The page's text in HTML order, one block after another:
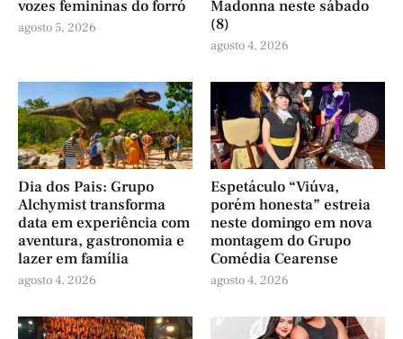
vozes femininas do forró
agosto 5, 2026
Madonna neste sábado
(8)
agosto 4, 2026
Dia dos Pais: Grupo
Alchymist transforma
data em experiência com
aventura, gastronomia e
lazer em família
agosto 4, 2026
Espetáculo “Viúva,
porém honesta” estreia
neste domingo em nova
montagem do Grupo
Comédia Cearense
agosto 4, 2026